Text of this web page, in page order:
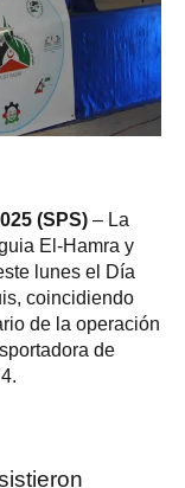
(SPS) – La
El-Hamra y
lunes el Día
coincidiendo
de la operación
de